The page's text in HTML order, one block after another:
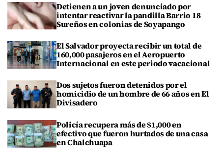
Detienen a un joven denunciado por
intentar reactivar la pandilla Barrio 18
Sureños en colonias de Soyapango
El Salvador proyecta recibir un total de
160,000 pasajeros en el Aeropuerto
Internacional en este periodo vacacional
Dos sujetos fueron detenidos por el
homicidio de un hombre de 66 años en El
Divisadero
Policía recupera más de $1,000 en
efectivo que fueron hurtados de una casa
en Chalchuapa